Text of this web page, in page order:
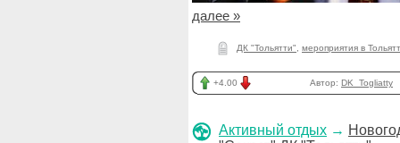
далее »
ДК "Тольятти" мероприятия в
+4.00 Автор: DK_Togliatty
Активный отдых →